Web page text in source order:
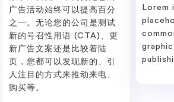
广告活动始终可以提高百分
之一。无论您的公司是测试
新的号召性用语 (CTA)、更
新广告文案还是比较着陆
页，您都可以发现新的、引
人注目的方式来推动来电、
购买等。
Lorem